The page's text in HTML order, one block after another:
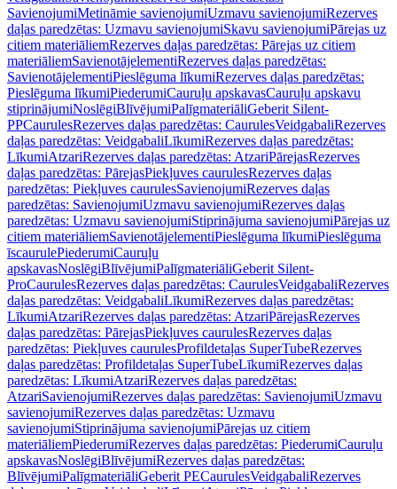
SavienojumiMetināmie savienojumiUzmavu savienojumiRezerves
daļas paredzētas: Uzmavu savienojumiSkavu savienojumiPārejas uz
citiem materiāliemRezerves daļas paredzētas: Pārejas uz citiem
materiāliemSavienotājelementiRezerves daļas paredzētas:
SavienotājelementiPieslēguma līkumiRezerves daļas paredzētas:
Pieslēguma līkumiPiederumiCauruļu apskavasCauruļu apskavu
stiprinājumiNoslēgiBlīvējumiPalīgmateriāliGeberit Silent-
PPCaurulesRezerves daļas paredzētas: CaurulesVeidgabaliRezerves
daļas paredzētas: VeidgabaliLīkumiRezerves daļas paredzētas:
LīkumiAtzariRezerves daļas paredzētas: AtzariPārejasRezerves
daļas paredzētas: PārejasPiekļuves caurulesRezerves daļas
paredzētas: Piekļuves caurulesSavienojumiRezerves daļas
paredzētas: SavienojumiUzmavu savienojumiRezerves daļas
paredzētas: Uzmavu savienojumiStiprinājuma savienojumiPārejas uz
citiem materiāliemSavienotājelementiPieslēguma līkumiPieslēguma
īscaurulePiederumiCauruļu
apskavasNoslēgiBlīvējumiPalīgmateriāliGeberit Silent-
ProCaurulesRezerves daļas paredzētas: CaurulesVeidgabaliRezerves
daļas paredzētas: VeidgabaliLīkumiRezerves daļas paredzētas:
LīkumiAtzariRezerves daļas paredzētas: AtzariPārejasRezerves
daļas paredzētas: PārejasPiekļuves caurulesRezerves daļas
paredzētas: Piekļuves caurulesProfildetaļas SuperTubeRezerves
daļas paredzētas: Profildetaļas SuperTubeLīkumiRezerves daļas
paredzētas: LīkumiAtzariRezerves daļas paredzētas:
AtzariSavienojumiRezerves daļas paredzētas: SavienojumiUzmavu
savienojumiRezerves daļas paredzētas: Uzmavu
savienojumiStiprinājuma savienojumiPārejas uz citiem
materiāliemPiederumiRezerves daļas paredzētas: PiederumiCauruļu
apskavasNoslēgiBlīvējumiRezerves daļas paredzētas:
BlīvējumiPalīgmateriāliGeberit PECaurulesVeidgabaliRezerves